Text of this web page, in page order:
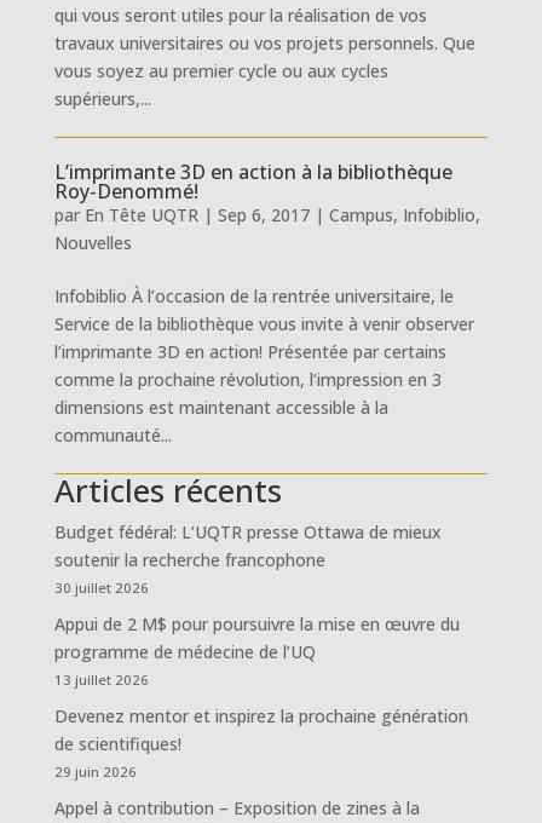
qui vous seront utiles pour la réalisation de vos
travaux universitaires ou vos projets personnels. Que
vous soyez au premier cycle ou aux cycles
supérieurs,...
L’imprimante 3D en action à la bibliothèque
Roy-Denommé!
par En Tête UQTR| Sep 6, 2017| Campus, Infobiblio,
Nouvelles
Infobiblio À l’occasion de la rentrée universitaire, le
Service de la bibliothèque vous invite à venir observer
l’imprimante 3D en action! Présentée par certains
comme la prochaine révolution, l’impression en 3
dimensions est maintenant accessible à la
communauté...
Articles récents
Budget fédéral: L’UQTR presse Ottawa de mieux
soutenir la recherche francophone
30 juillet 2026
Appui de 2 M$ pour poursuivre la mise en œuvre du
programme de médecine de l’UQ
13 juillet 2026
Devenez mentor et inspirez la prochaine génération
de scientifiques!
29 juin 2026
Appel à contribution – Exposition de zines à la